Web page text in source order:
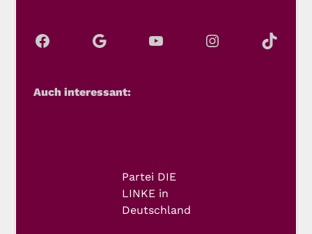
Auch interessant:
Partei DIE
LINKE in
Deutschland